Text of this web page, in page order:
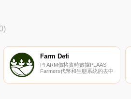
Farm Defi
PFARM價格實時數據PLAAS
Farmers代幣和生態系統的去中
上具有最高的APY.